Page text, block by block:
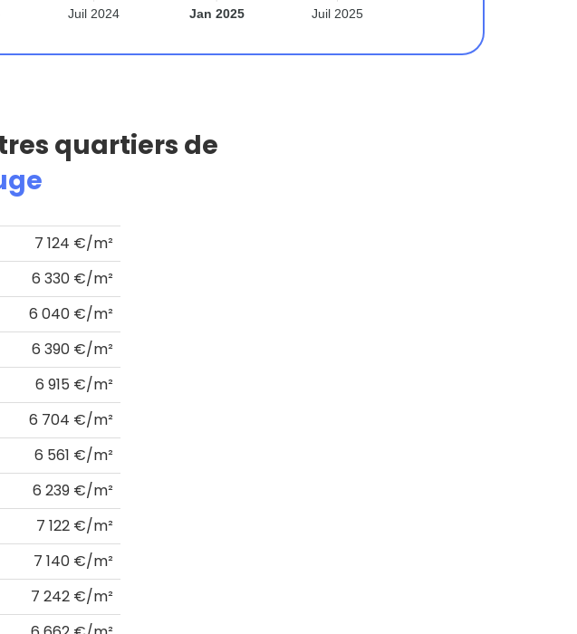
Juil 2024 Jan 2025 Juil 2025
quartiers de
7 124 €/m²
6 330 €/m²
6 040 €/m²
6 390 €/m²
6 915 €/m²
6 704 €/m²
6 561 €/m²
6 239 €/m²
7 122 €/m²
7 140 €/m²
7 242 €/m²